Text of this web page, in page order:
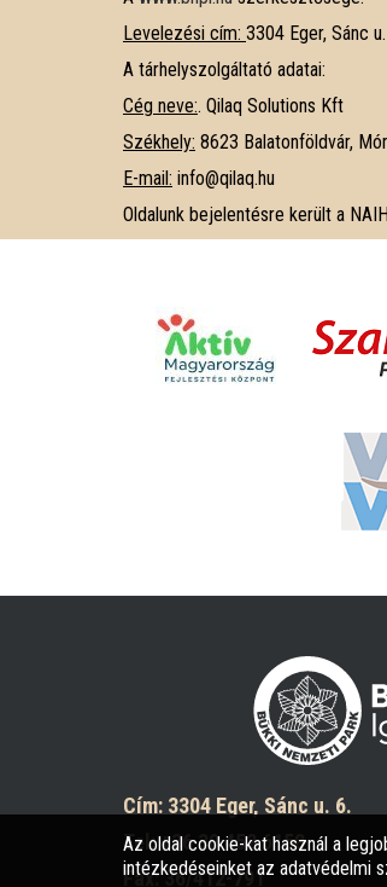
Levelezési cím: 3304 Eger, Sánc
A tárhelyszolgáltató adatai:
Cég neve:. Qilaq Solutions Kft
Székhely: 8623 Balatonföldvár,
E-mail: info@qilaq.hu
Oldalunk bejelentésre került a
Cím: 3304 Eger, Sánc u. 6.
Tel: +36 30 452 6158
Fax: 36/412-791
Az oldal cookie-kat használ a
intézkedéseinket az adatvédelmi